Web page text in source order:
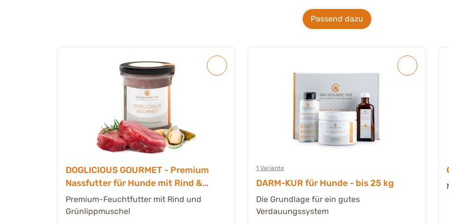
Passend dazu
DOGLICIOUS GOURMET - Premium
Nassfutter für Hunde mit Rind &
Grünlippmuschel - 6 x 300 g
Premium-Feuchtfutter mit Rind und
Grünlippmuschel
1 Variante
DARM-KUR für Hunde - bis 25 kg
Die Grundlage für ein gutes
Verdauungssystem